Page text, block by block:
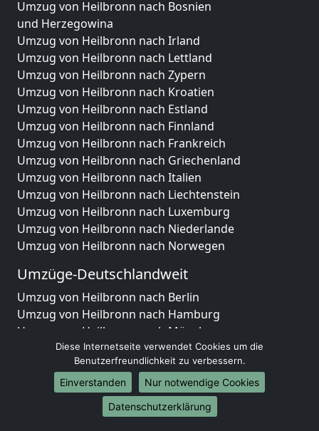
Umzug von Heilbronn nach Bosnien
und Herzegowina
Umzug von Heilbronn nach Irland
Umzug von Heilbronn nach Lettland
Umzug von Heilbronn nach Zypern
Umzug von Heilbronn nach Kroatien
Umzug von Heilbronn nach Estland
Umzug von Heilbronn nach Finnland
Umzug von Heilbronn nach Frankreich
Umzug von Heilbronn nach Griechenland
Umzug von Heilbronn nach Italien
Umzug von Heilbronn nach Liechtenstein
Umzug von Heilbronn nach Luxemburg
Umzug von Heilbronn nach Niederlande
Umzug von Heilbronn nach Norwegen
Umzüge-Deutschlandweit
Umzug von Heilbronn nach Berlin
Umzug von Heilbronn nach Hamburg
Umzug von Heilbronn nach München
Umzug von Heilbronn nach Köln
Umzug von Heilbronn nach Frankfurt am Main
Umzug von Heilbronn nach Stuttgart
Umzug von Heilbronn nach Düsseldorf
Umzug von Heilbronn nach Leipzig
Diese Internetseite verwendet Cookies um die
Benutzerfreundlichkeit zu verbessern.
Einverstanden
Nur notwendige Cookies
Datenschutzerklärung